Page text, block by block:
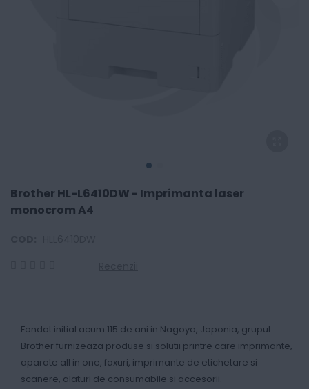
Brother HL-L6410DW - Imprimanta laser
monocrom A4
Fondat initial acum 115 de ani in Nagoya, Japonia, grupul
Brother furnizeaza produse si solutii printre care imprimante,
aparate all in one, faxuri, imprimante de etichetare si
scanere, alaturi de consumabile si accesorii.